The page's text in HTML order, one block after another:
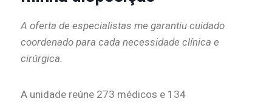
A oferta de especialistas me garantiu cuidado
coordenado para cada necessidade clínica e
cirúrgica.
A unidade reúne 273 médicos e 134